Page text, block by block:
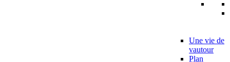
Une vie de
vautour
Plan